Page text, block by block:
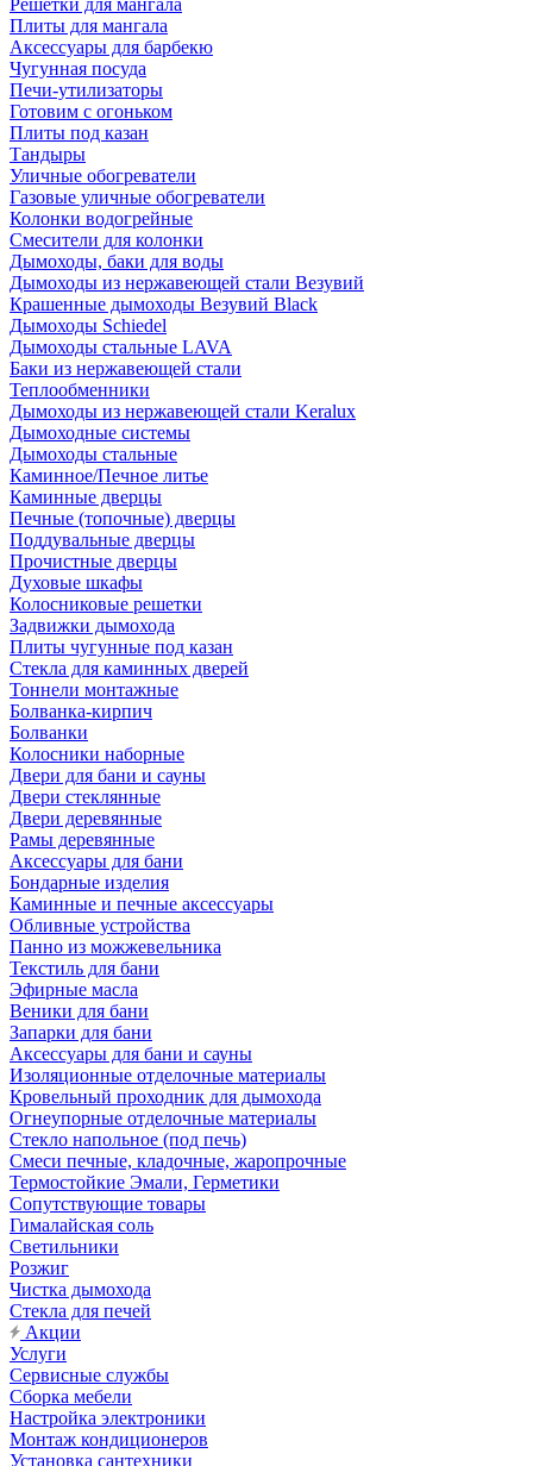
Решетки для мангала
Плиты для мангала
Аксессуары для барбекю
Чугунная посуда
Печи-утилизаторы
Готовим с огоньком
Плиты под казан
Тандыры
Уличные обогреватели
Газовые уличные обогреватели
Колонки водогрейные
Смесители для колонки
Дымоходы, баки для воды
Дымоходы из нержавеющей стали Везувий
Крашенные дымоходы Везувий Black
Дымоходы Schiedel
Дымоходы стальные LAVA
Баки из нержавеющей стали
Теплообменники
Дымоходы из нержавеющей стали Keralux
Дымоходные системы
Дымоходы стальные
Каминное/Печное литье
Каминные дверцы
Печные (топочные) дверцы
Поддувальные дверцы
Прочистные дверцы
Духовые шкафы
Колосниковые решетки
Задвижки дымохода
Плиты чугунные под казан
Стекла для каминных дверей
Тоннели монтажные
Болванка-кирпич
Болванки
Колосники наборные
Двери для бани и сауны
Двери стеклянные
Двери деревянные
Рамы деревянные
Аксессуары для бани
Бондарные изделия
Каминные и печные аксессуары
Обливные устройства
Панно из можжевельника
Текстиль для бани
Эфирные масла
Веники для бани
Запарки для бани
Аксессуары для бани и сауны
Изоляционные отделочные материалы
Кровельный проходник для дымохода
Огнеупорные отделочные материалы
Стекло напольное (под печь)
Смеси печные, кладочные, жаропрочные
Термостойкие Эмали, Герметики
Сопутствующие товары
Гималайская соль
Светильники
Розжиг
Чистка дымохода
Стекла для печей
Акции
Услуги
Сервисные службы
Сборка мебели
Настройка электроники
Монтаж кондиционеров
Установка сантехники